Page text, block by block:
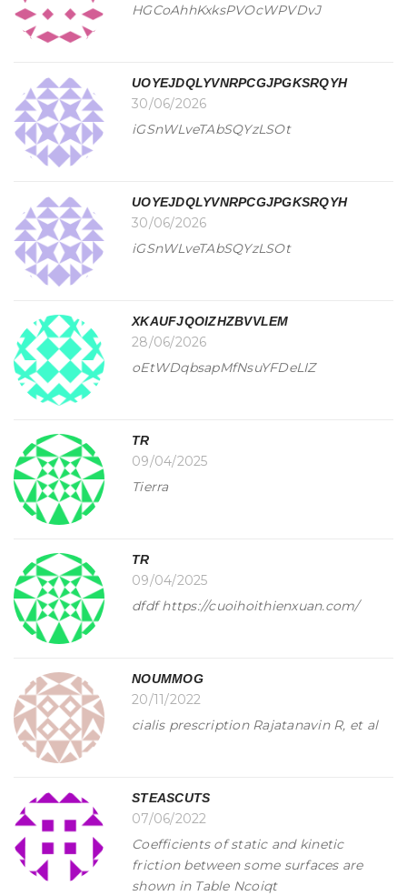
HGCoAhhKxksPVOcWPVDvJ
UOYEJDQLYVNRPCGJPGKSRQYH
30/06/2026
iGSnWLveTAbSQYzLSOt
UOYEJDQLYVNRPCGJPGKSRQYH
30/06/2026
iGSnWLveTAbSQYzLSOt
XKAUFJQOIZHZBVVLEM
28/06/2026
oEtWDqbsapMfNsuYFDeLIZ
TR
09/04/2025
Tierra
TR
09/04/2025
dfdf https://cuoihoithienxuan.com/
NOUMMOG
20/11/2022
cialis prescription Rajatanavin R, et al
STEASCUTS
07/06/2022
Coefficients of static and kinetic
friction between some surfaces are
shown in Table Ncoiqt